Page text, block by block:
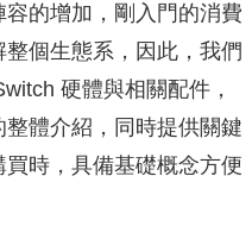
的增加，剛入門的消費
個生態系，因此，我們
硬體與相關配件，
體介紹，同時提供關鍵
時，具備基礎概念方便